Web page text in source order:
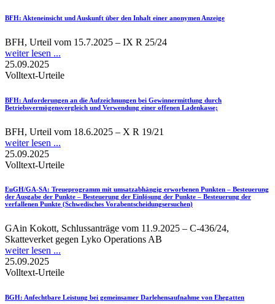
BFH: Akteneinsicht und Auskunft über den Inhalt einer anonymen Anzeige
BFH, Urteil vom 15.7.2025 – IX R 25/24
weiter lesen ...
25.09.2025
Volltext-Urteile
BFH: Anforderungen an die Aufzeichnungen bei Gewinnermittlung durch
Betriebsvermögensvergleich und Verwendung einer offenen Ladenkasse;
BFH, Urteil vom 18.6.2025 – X R 19/21
weiter lesen ...
25.09.2025
Volltext-Urteile
EuGH/GA-SA: Treueprogramm mit umsatzabhängig erworbenen Punkten – Besteuerung
der Ausgabe der Punkte – Besteuerung der Einlösung der Punkte – Besteuerung der
verfallenen Punkte (Schwedisches Vorabentscheidungsersuchen)
GAin Kokott, Schlussanträge vom 11.9.2025 – C-436/24,
Skatteverket gegen Lyko Operations AB
weiter lesen ...
25.09.2025
Volltext-Urteile
BGH: Anfechtbare Leistung bei gemeinsamer Darlehensaufnahme von Ehegatten